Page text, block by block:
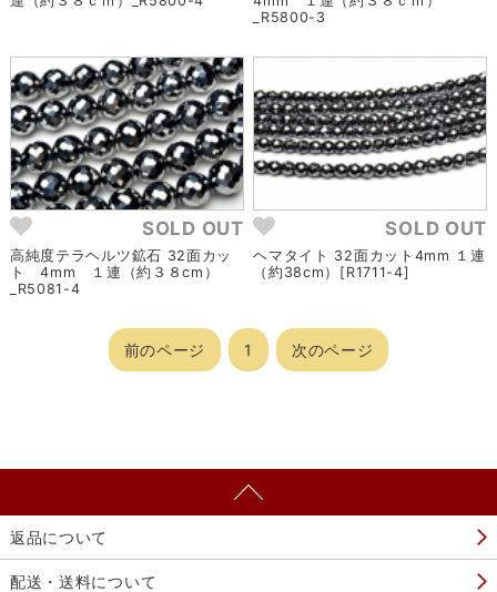
_R5800-3
SOLD OUT
高純度テラヘルツ鉱石 32面カッ
ト 4mm １連（約３８cm）
_R5081-4
SOLD OUT
ヘマタイト 32面カット4mm １連
（約38cm）[R1711-4]
前のページ 1 次のページ
返品について
配送・送料について